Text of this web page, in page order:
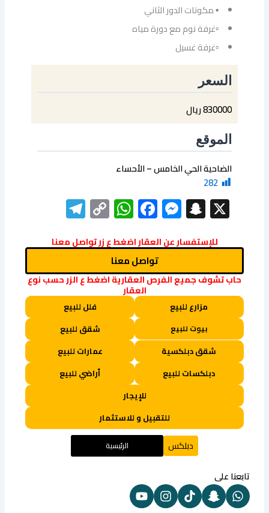
▪ مكونات الدور الثاني
▫غرفة نوم مع دورة مياه
▫غرفة غسيل
السعر
830000 ريال
الموقع
الضاحية الحي الخامس – الأحساء
282
X
Snapchat
Messenger
Facebook
WhatsApp
Copy
Link
للإستفسار عن العقار اضغط ع زر تواصل معنا
تواصل معنا
حاب تشوف جميع الفرص العقارية اضغط ع الزر حسب نوع
العقار
مزارع للبيع فلل للبيع
بيوت للبيع
شقق للبيع
شقق دبلكسية
عمارات للبيع
دبلكسات للبيع
أراضي للبيع
للإيجار
للتقبيل و للاستثمار
دبلكس الرئيسية
تابعنا على